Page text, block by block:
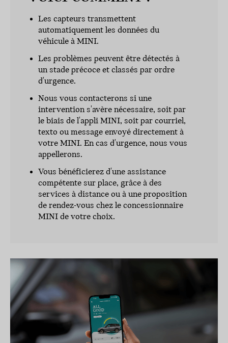
Les capteurs transmettent
automatiquement les données du
véhicule à MINI.
Les problèmes peuvent être détectés à
un stade précoce et classés par ordre
d'urgence.
Nous vous contacterons si une
intervention s'avère nécessaire, soit par
le biais de l'appli MINI, soit par courriel,
texto ou message envoyé directement à
votre MINI. En cas d'urgence, nous vous
appellerons.
Vous bénéficierez d'une assistance
compétente sur place, grâce à des
services à distance ou à une proposition
de rendez-vous chez le concessionnaire
MINI de votre choix.